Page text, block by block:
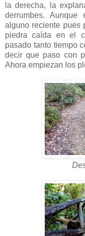
la derecha, la
derrumbes.
alguno reciente pues
piedra caída en el
pasado tanto tiempo
decir que paso con
Ahora empiezan los